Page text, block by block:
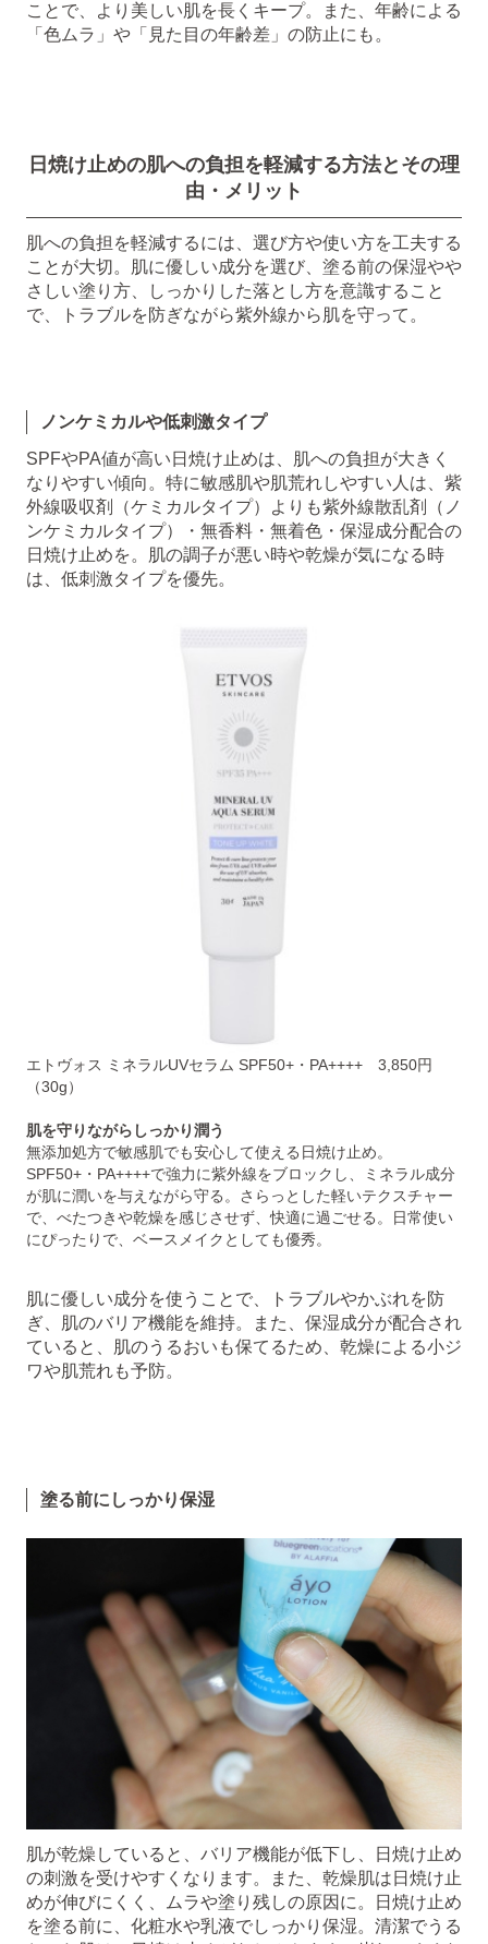
ことで、より美しい肌を長くキープ。また、年齢による
「色ムラ」や「見た目の年齢差」の防止にも。
日焼け止めの肌への負担を軽減する方法とその理
由・メリット
肌への負担を軽減するには、選び方や使い方を工夫する
ことが大切。肌に優しい成分を選び、塗る前の保湿やや
さしい塗り方、しっかりした落とし方を意識すること
で、トラブルを防ぎながら紫外線から肌を守って。
ノンケミカルや低刺激タイプ
SPFやPA値が高い日焼け止めは、肌への負担が大きく
なりやすい傾向。特に敏感肌や肌荒れしやすい人は、紫
外線吸収剤（ケミカルタイプ）よりも紫外線散乱剤（ノ
ンケミカルタイプ）・無香料・無着色・保湿成分配合の
日焼け止めを。肌の調子が悪い時や乾燥が気になる時
は、低刺激タイプを優先。
エトヴォス ミネラルUVセラム SPF50+・PA++++ 3,850円
（30g）
肌を守りながらしっかり潤う
無添加処方で敏感肌でも安心して使える日焼け止め。
SPF50+・PA++++で強力に紫外線をブロックし、ミネラル成分
が肌に潤いを与えながら守る。さらっとした軽いテクスチャー
で、べたつきや乾燥を感じさせず、快適に過ごせる。日常使い
にぴったりで、ベースメイクとしても優秀。
肌に優しい成分を使うことで、トラブルやかぶれを防
ぎ、肌のバリア機能を維持。また、保湿成分が配合され
ていると、肌のうるおいも保てるため、乾燥による小ジ
ワや肌荒れも予防。
塗る前にしっかり保湿
肌が乾燥していると、バリア機能が低下し、日焼け止め
の刺激を受けやすくなります。また、乾燥肌は日焼け止
めが伸びにくく、ムラや塗り残しの原因に。日焼け止め
を塗る前に、化粧水や乳液でしっかり保湿。清潔でうる